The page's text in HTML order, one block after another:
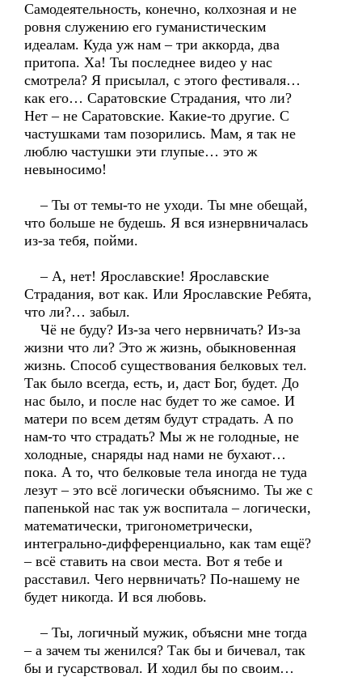
Самодеятельность, конечно, колхозная и не
ровня служению его гуманистическим
идеалам. Куда уж нам – три аккорда, два
притопа. Ха! Ты последнее видео у нас
смотрела? Я присылал, с этого фестиваля…
как его… Саратовские Страдания, что ли?
Нет – не Саратовские. Какие-то другие. С
частушками там позорились. Мам, я так не
люблю частушки эти глупые… это ж
невыносимо!
– Ты от темы-то не уходи. Ты мне обещай,
что больше не будешь. Я вся изнервничалась
из-за тебя, пойми.
– А, нет! Ярославские! Ярославские
Страдания, вот как. Или Ярославские Ребята,
что ли?… забыл.
Чё не буду? Из-за чего нервничать? Из-за
жизни что ли? Это ж жизнь, обыкновенная
жизнь. Способ существования белковых тел.
Так было всегда, есть, и, даст Бог, будет. До
нас было, и после нас будет то же самое. И
матери по всем детям будут страдать. А по
нам-то что страдать? Мы ж не голодные, не
холодные, снаряды над нами не бухают…
пока. А то, что белковые тела иногда не туда
лезут – это всё логически объяснимо. Ты же с
папенькой нас так уж воспитала – логически,
математически, тригонометрически,
интегрально-дифференциально, как там ещё?
– всё ставить на свои места. Вот я тебе и
расставил. Чего нервничать? По-нашему не
будет никогда. И вся любовь.
– Ты, логичный мужик, объясни мне тогда
– а зачем ты женился? Так бы и бичевал, так
бы и гусарствовал. И ходил бы по своим…